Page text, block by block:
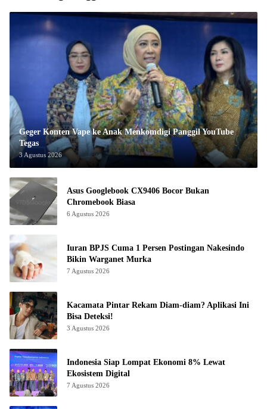
Geger Konten Vape ke Anak Menkomdigi Panggil YouTube
Tegas
3 Agustus 2026
Asus Googlebook CX9406 Bocor Bukan
Chromebook Biasa
6 Agustus 2026
Iuran BPJS Cuma 1 Persen Postingan Nakesindo
Bikin Warganet Murka
7 Agustus 2026
Kacamata Pintar Rekam Diam-diam? Aplikasi Ini
Bisa Deteksi!
3 Agustus 2026
Indonesia Siap Lompat Ekonomi 8% Lewat
Ekosistem Digital
7 Agustus 2026